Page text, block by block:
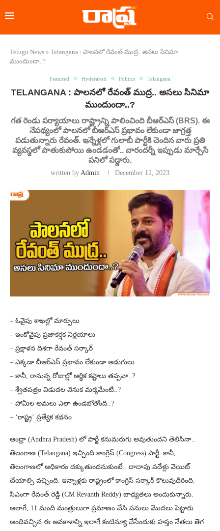
Telugu News » Telangana : పాలనలో రేవంత్ ముద్ర.. అసలు సినిమా
ముందుందా..?
Featured Hyderabad Politics Telangana
TELANGANA : పాలనలో రేవంత్ ముద్ర.. అసలు సినిమా
ముందుందా..?
గత రెండు పర్యాయాలు రాష్ట్రాన్ని పాలించింది బీఆర్ఎస్ (BRS). ఈ
నేపథ్యంలో పాలనలో బీఆర్ఎస్ ప్రభావం లేకుండా జాగ్రత్త
పడుతున్నారు రేవంత్. ఇన్నేళ్లలో గులాబీ పార్టీకి చెందిన వారు ప్రతి
వ్యవస్థలో పాతుకుపోయి ఉండడంతో.. వారందర్నీ ఇప్పుడు మార్చేసే
పనిలో పడ్డారు.
written by Admin December 12, 2023
– ఓవైపు శాఖల్లో మార్పులు
– ఇంకోవైపు ప్రజాకర్షక నిర్ణయాలు
– ప్రక్షాళన దిశగా రేవంత్ సర్కార్
– ఎక్కడా బీఆర్ఎస్ ప్రభావం లేకుండా అడుగులు
– కానీ, రానున్న రోజుల్లో ఆర్థిక కష్టాలు తప్పవా..?
– శ్వేతపత్రం విడుదల వెనుక మర్మమేంటి..?
– హామీల అమలు ఎలా ఉండబోతోంది..?
– ‘రాష్ట్ర’ ప్రత్యేక కథనం
ఆంధ్రా (Andhra Pradesh) లో పార్టీ కనుమరుగు అవుతుందని తెలిసినా..
తెలంగాణ (Telangana) ఇచ్చింది కాంగ్రెస్ (Congress) పార్టీ. కానీ,
తెలంగాణలో అధికారం దక్కుతుందనుకుంటే.. దాదాపు పదేళ్లు వెయిట్
చేయాల్సి వచ్చింది. ఇన్నాళ్లకు రాష్ట్రంలో కాంగ్రెస్ సర్కార్ కొలువుదీరింది.
సీఎంగా రేవంత్ రెడ్డి (CM Revanth Reddy) బాధ్యతలు అందుకున్నారు.
అలాగే, 11 మంది మంత్రులుగా ప్రమాణం చేసి పనులు మొదలు పెట్టారు.
అందివచ్చిన ఈ అవకాశాన్ని ఇలాగే కంటిన్యూ చేసేందుకు హస్తం నేతలు తెగ